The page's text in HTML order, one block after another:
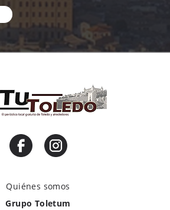
Quiénes somos
Grupo Toletum